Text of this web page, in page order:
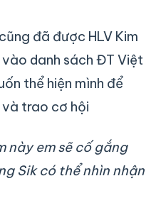
đã được HLV Kim
danh sách ĐT Việt
thể hiện mình để
và trao cơ hội
này em sẽ cố gắng
Sik có thể nhìn nhận